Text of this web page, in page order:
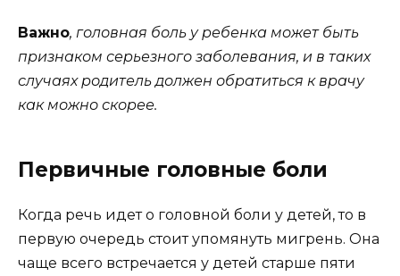
Важно, головная боль у ребенка может быть
признаком серьезного заболевания, и в таких
случаях родитель должен обратиться к врачу
как можно скорее.
Первичные головные боли
Когда речь идет о головной боли у детей, то в
первую очередь стоит упомянуть мигрень. Она
чаще всего встречается у детей старше пяти